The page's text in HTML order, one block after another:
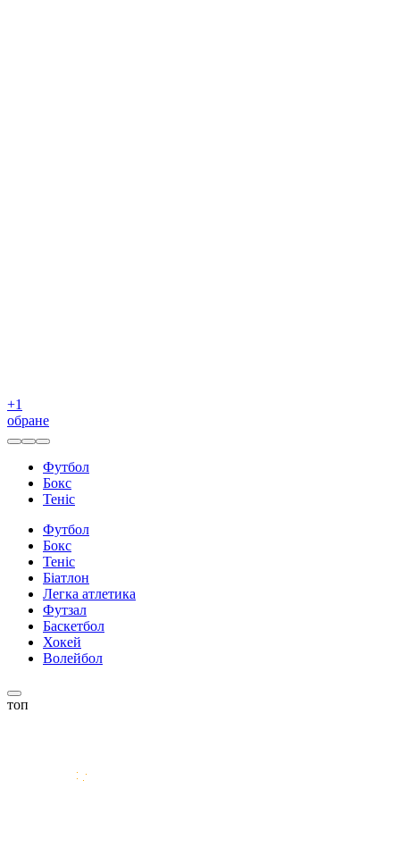
+1
обране
Футбол
Бокс
Теніс
Футбол
Бокс
Теніс
Біатлон
Легка атлетика
Футзал
Баскетбол
Хокей
Волейбол
топ